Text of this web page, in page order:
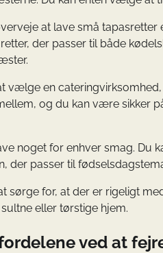
at lave små
der passer til både
vælge en
og du kan være sikker
noget for enhver smag. Du
der passer til
sørge for, at der er rigeligt
eller tørstige hjem.
ved at